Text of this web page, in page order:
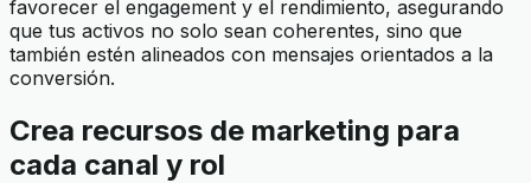
favorecer el engagement y el rendimiento, asegurando
que tus activos no solo sean coherentes, sino que
también estén alineados con mensajes orientados a la
conversión.
Crea recursos de marketing para
cada canal y rol